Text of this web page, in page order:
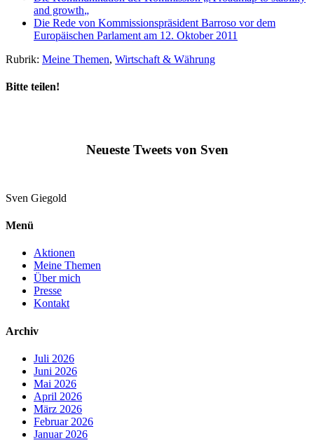
and growth„
Die Rede von Kommissionspräsident Barroso vor dem
Europäischen Parlament am 12. Oktober 2011
Rubrik: Meine Themen, Wirtschaft & Währung
Bitte teilen!
Neueste Tweets von Sven
Sven Giegold
Menü
Aktionen
Meine Themen
Über mich
Presse
Kontakt
Archiv
Juli 2026
Juni 2026
Mai 2026
April 2026
März 2026
Februar 2026
Januar 2026